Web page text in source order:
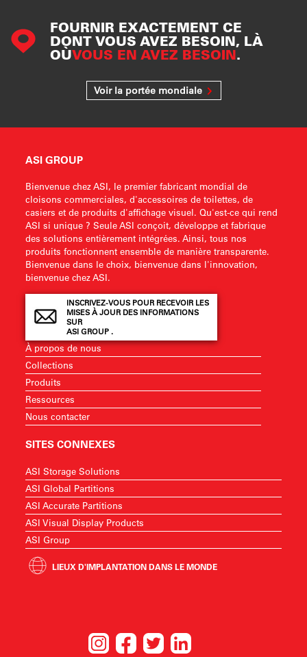
FOURNIR EXACTEMENT CE
DONT VOUS AVEZ BESOIN, LÀ
OÙVOUS EN AVEZ BESOIN.
Voir la portée mondiale
ASI GROUP
Bienvenue chez ASI, le premier fabricant mondial de
cloisons commerciales, d'accessoires de toilettes, de
casiers et de produits d'affichage visuel. Qu'est-ce qui rend
ASI si unique ? Seule ASI conçoit, développe et fabrique
des solutions entièrement intégrées. Ainsi, tous nos
produits fonctionnent ensemble de manière transparente.
Bienvenue dans le choix, bienvenue dans l'innovation,
bienvenue chez ASI.
INSCRIVEZ-VOUS POUR RECEVOIR LES
MISES À JOUR DES INFORMATIONS
SUR
ASI GROUP .
À propos de nous
Collections
Produits
Ressources
Nous contacter
SITES CONNEXES
ASI Storage Solutions
ASI Global Partitions
ASI Accurate Partitions
ASI Visual Display Products
ASI Group
LIEUX D'IMPLANTATION DANS LE MONDE